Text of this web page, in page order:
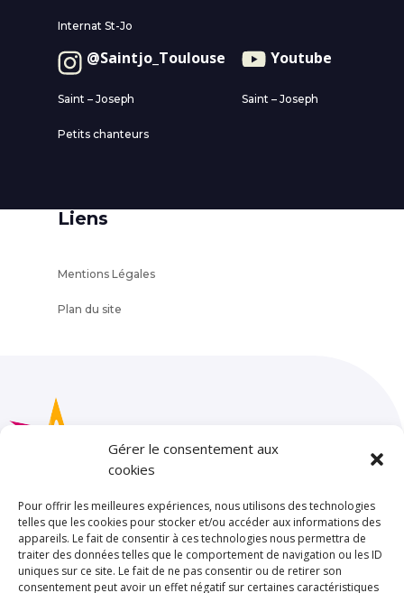
Gérer le consentement aux
cookies
Pour offrir les meilleures expériences, nous utilisons des technologies
telles que les cookies pour stocker et/ou accéder aux informations des
appareils. Le fait de consentir à ces technologies nous permettra de
traiter des données telles que le comportement de navigation ou les ID
uniques sur ce site. Le fait de ne pas consentir ou de retirer son
consentement peut avoir un effet négatif sur certaines caractéristiques
SAINT JOSEPH – LA SALLE TOULOUSE
85 rue de Limayrac. BP 25202
Internat St-Jo
@Saintjo_Toulouse
Saint – Joseph
Petits chanteurs
Youtube
Saint – Joseph
Liens
Mentions Légales
Plan du site